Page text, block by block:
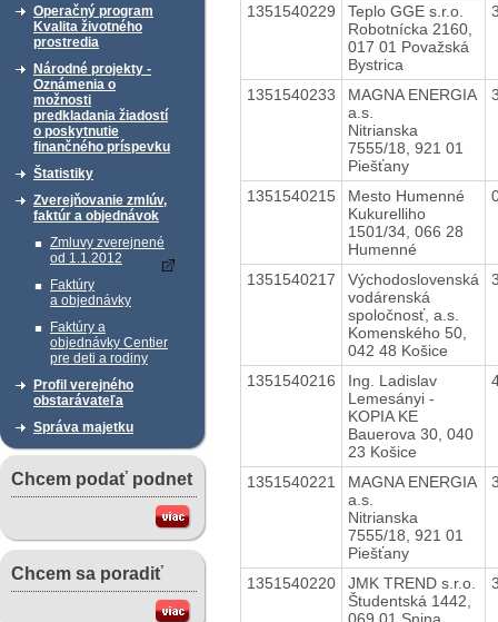
Operačný program
Kvalita životného
prostredia
Národné projekty -
Oznámenia o
možnosti
predkladania žiadostí
o poskytnutie
finančného príspevku
Štatistiky
Zverejňovanie zmlúv,
faktúr a objednávok
Zmluvy zverejnené
od 1.1.2012
Faktúry
a objednávky
Faktúry a
objednávky Centier
pre deti a rodiny
Profil verejného
obstarávateľa
Správa majetku
Chcem podať podnet
Chcem sa poradiť
1351540229
Teplo GGE s.r.o.
Robotnícka 2160,
017 01 Považská
Bystrica
1351540233
MAGNA ENERGIA
a.s.
Nitrianska
7555/18, 921 01
Piešťany
1351540215
Mesto Humenné
Kukurelliho
1501/34, 066 28
Humenné
1351540217
Východoslovenská
vodárenská
spoločnosť, a.s.
Komenského 50,
042 48 Košice
1351540216
Ing. Ladislav
Lemesányi -
KOPIA KE
Bauerova 30, 040
23 Košice
1351540221
MAGNA ENERGIA
a.s.
Nitrianska
7555/18, 921 01
Piešťany
1351540220
JMK TREND s.r.o.
Študentská 1442,